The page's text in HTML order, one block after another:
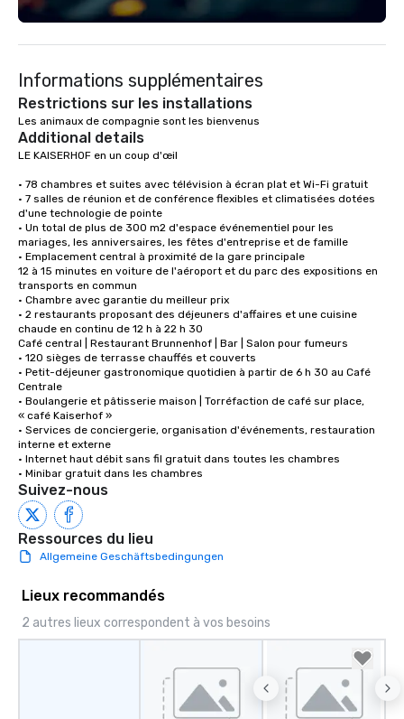
seniority, and
Informations supplémentaires
Restrictions sur les installations
Additional details
LE KAISERHOF en un coup d'œil
• 78 chambres et suites avec télévision à écran plat et Wi-Fi gratuit
• 7 salles de réunion et de conférence flexibles et climatisées dotées
d'une technologie de pointe
• Un total de plus de 300 m2 d'espace événementiel pour les
mariages, les anniversaires, les fêtes d'entreprise et de famille
• Emplacement central à proximité de la gare principale
12 à 15 minutes en voiture de l'aéroport et du parc des expositions en
transports en commun
• Chambre avec garantie du meilleur prix
• 2 restaurants proposant des déjeuners d'affaires et une cuisine
chaude en continu de 12 h à 22 h 30
Café central | Restaurant Brunnenhof | Bar | Salon pour fumeurs
• 120 sièges de terrasse chauffés et couverts
• Petit-déjeuner gastronomique quotidien à partir de 6 h 30 au Café
Centrale
• Boulangerie et pâtisserie maison | Torréfaction de café sur place,
« café Kaiserhof »
• Services de conciergerie, organisation d'événements, restauration
interne et externe
• Internet haut débit sans fil gratuit dans toutes les chambres
• Minibar gratuit dans les chambres
Suivez-nous
Ressources du lieu
Allgemeine Geschäftsbedingungen
Lieux recommandés
2 autres lieux correspondent à vos besoins